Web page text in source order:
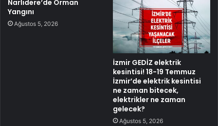
Narlıdere’de Orman
Yangını
Ağustos 5, 2026
İzmir GEDİZ elektrik
kesintisi! 18-19 Temmuz
İzmir’de elektrik kesintisi
ne zaman bitecek,
elektrikler ne zaman
gelecek?
Ağustos 5, 2026